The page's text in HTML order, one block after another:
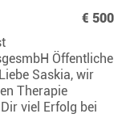
€ 500
Öffentliche
Saskia, wir
Therapie
viel Erfolg bei